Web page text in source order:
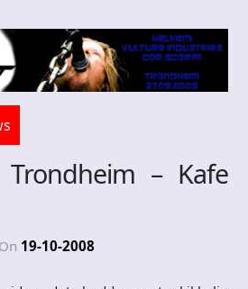
Trondheim – Kafe
19-10-2008